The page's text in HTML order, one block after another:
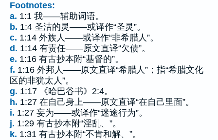
Footnotes:
a. 1:1 我——辅助词语。
b. 1:4 圣洁的灵——或译作“圣灵”。
c. 1:14 外族人——或译作“非希腊人”。
d. 1:14 有责任——原文直译“欠债”。
e. 1:16 有古抄本附“基督的”。
f. 1:16 外邦人——原文直译“希腊人”；指“希腊文化
区的非犹太人”。
g. 1:17 《哈巴谷书》2:4。
h. 1:27 在自己身上——原文直译“在自己里面”。
i. 1:27 妄为——或译作“迷途行为”。
j. 1:29 有古抄本附“淫乱、”。
k. 1:31 有古抄本附“不肯和解、”。